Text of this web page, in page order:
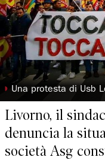
◗ Una protesta di Usb
Livorno, il
denuncia la
società Asg